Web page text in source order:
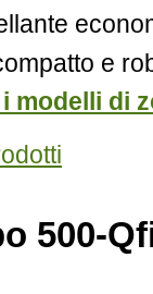
e
modelli di
500-